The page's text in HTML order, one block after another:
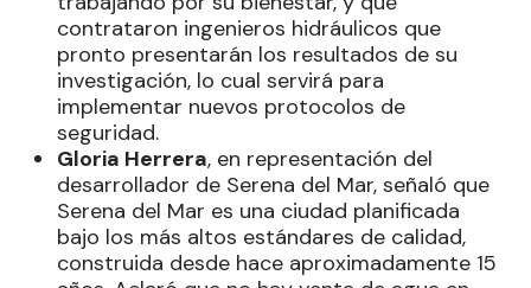
contrataron ingenieros hidráulicos que
pronto presentarán los resultados de su
investigación, lo cual servirá para
implementar nuevos protocolos de
seguridad.
Gloria Herrera, en representación del
desarrollador de Serena del Mar, señaló que
Serena del Mar es una ciudad planificada
bajo los más altos estándares de calidad,
construida desde hace aproximadamente 15